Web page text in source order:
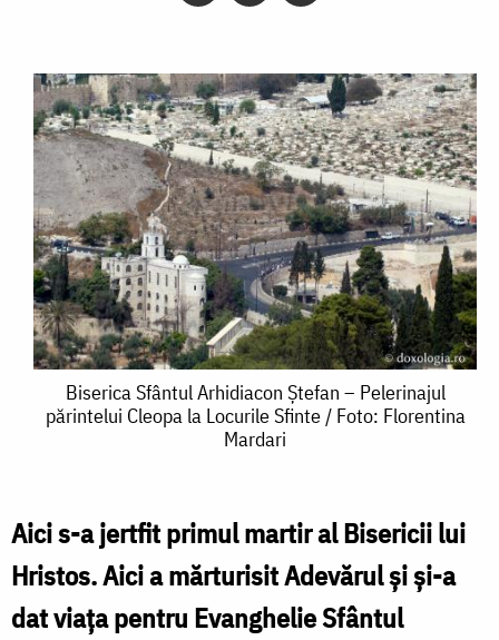
Biserica
Sfântul
–
Pelerinajul
părintelui
Biserica Sfântul Arhidiacon Ștefan – Pelerinajul
părintelui Cleopa la Locurile Sfinte / Foto: Florentina
Mardari
Aici s-a jertfit primul martir al Bisericii lui
Hristos. Aici a mărturisit Adevărul și și-a
dat viața pentru Evanghelie Sfântul